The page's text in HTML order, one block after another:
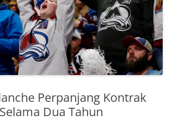
Perpanjang Kontrak
Dua Tahun